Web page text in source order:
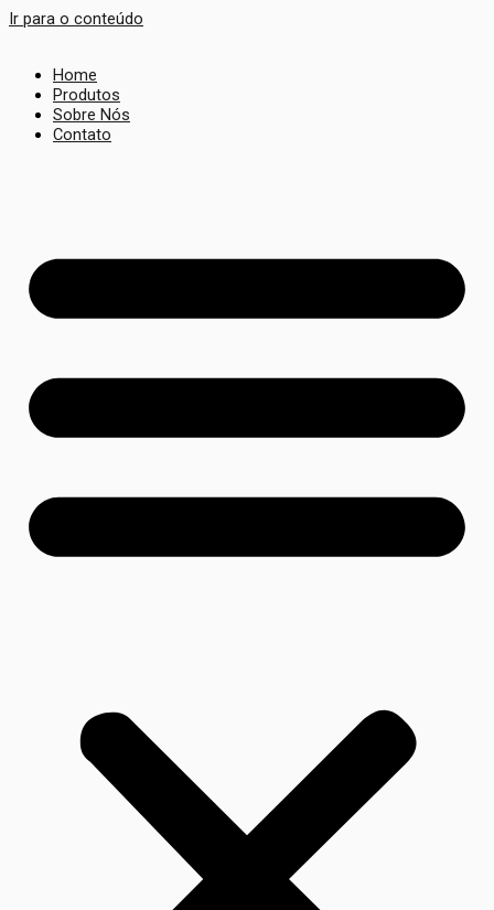
Ir para o conteúdo
Home
Produtos
Sobre Nós
Contato